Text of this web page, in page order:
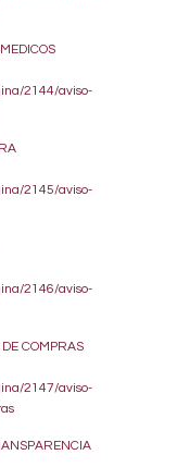
2144/aviso-
2145/aviso-
2146/aviso-
COMPRAS
2147/aviso-